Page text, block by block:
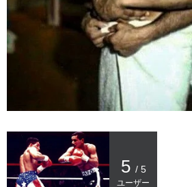
5 / 5
ユーザー